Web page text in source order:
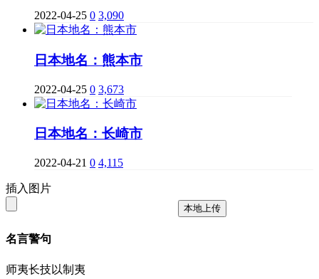
2022-04-25 0 3,090
日本地名：熊本市
2022-04-25 0 3,673
日本地名：长崎市
2022-04-21 0 4,115
插入图片
本地上传
名言警句
师夷长技以制夷